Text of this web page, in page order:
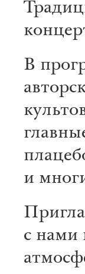
В
и
с нами